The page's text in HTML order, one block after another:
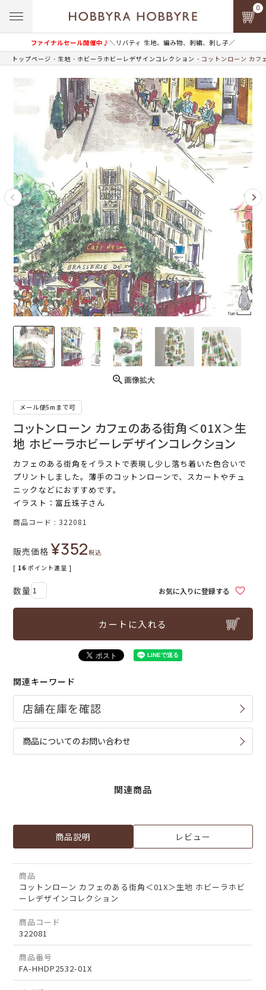
ファイナルセール開催中♪＼リバティ 生地、編み物、刺繍、刺し子／
0
トップページ 生地 ホビーラホビーレデザインコレクション コットンローン カフ
画像拡大
メール便5mまで可
コットンローン カフェのある街角＜01X＞生
地 ホビーラホビーレデザインコレクション
カフェのある街角をイラストで表現し少し落ち着いた色合いで
プリントしました。薄手のコットンローンで、スカートやチュ
ニックなどにおすすめです。
イラスト：富丘珠子さん
商品コード 322081
販売価格 ¥352税込
[ 16 ポイント進呈 ]
お気に入りに登録する
カートに入れる
関連キーワード
商品についてのお問い合わせ
関連商品
商品説明 レビュー
商品
コットンローン カフェのある街角＜01X＞生地 ホビーラホビ
ーレデザインコレクション
商品コード
322081
商品番号
FA-HHDP2532-01X